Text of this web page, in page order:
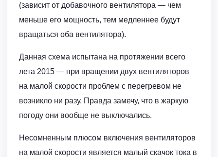
(зависит от добавочного вентилятора — чем
меньше его мощность, тем медленнее будут
вращаться оба вентилятора).
Данная схема испытана на протяжении всего
лета 2015 — при вращении двух вентиляторов
на малой скорости проблем с перегревом не
возникло ни разу. Правда замечу, что в жаркую
погоду они вообще не выключались.
Несомненным плюсом включения вентиляторов
на малой скорости является малый скачок тока в